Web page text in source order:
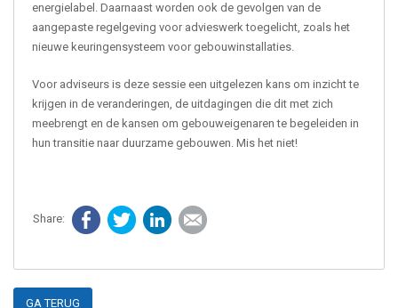
energielabel. Daarnaast worden ook de gevolgen van de
aangepaste regelgeving voor advieswerk toegelicht, zoals het
nieuwe keuringensysteem voor gebouwinstallaties.
Voor adviseurs is deze sessie een uitgelezen kans om inzicht te
krijgen in de veranderingen, de uitdagingen die dit met zich
meebrengt en de kansen om gebouweigenaren te begeleiden in
hun transitie naar duurzame gebouwen. Mis het niet!
FacebookTwitter LinkedIn
GA TERUG